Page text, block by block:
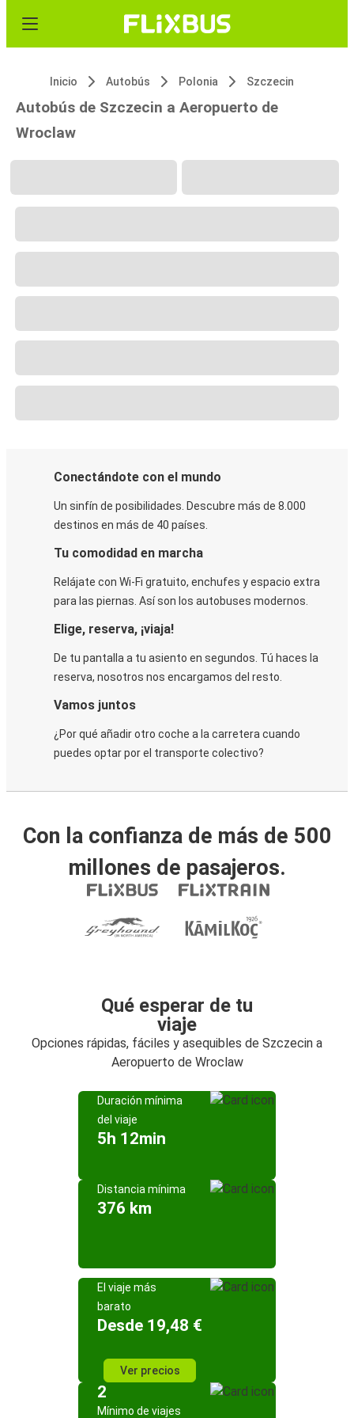
Inicio Autobús Polonia Szczecin
Autobús de Szczecin a Aeropuerto de
Wroclaw
Conectándote con el mundo
Un sinfín de posibilidades. Descubre más de 8.000
destinos en más de 40 países.
Tu comodidad en marcha
Relájate con Wi-Fi gratuito, enchufes y espacio extra
para las piernas. Así son los autobuses modernos.
Elige, reserva, ¡viaja!
De tu pantalla a tu asiento en segundos. Tú haces la
reserva, nosotros nos encargamos del resto.
Vamos juntos
¿Por qué añadir otro coche a la carretera cuando
puedes optar por el transporte colectivo?
Con la confianza de más de 500
millones de pasajeros.
Qué esperar de tu
viaje
Opciones rápidas, fáciles y asequibles de Szczecin a
Aeropuerto de Wroclaw
Duración mínima
del viaje
5h 12min
Distancia mínima
376 km
El viaje más
barato
Desde 19,48 €
Ver precios
2
Mínimo de viajes